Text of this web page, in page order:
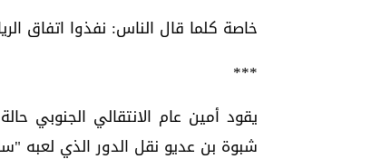
خاصة كلما قال الناس: نفذوا اتفاق
***
يقود أمين عام الانتقالي الجنوبي
شبوة بن عديو نقل الدور الذي لعبه